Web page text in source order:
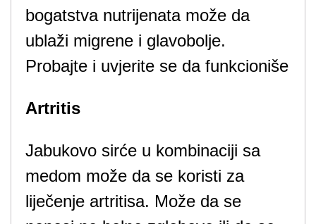
bogatstva nutrijenata može da
ublaži migrene i glavobolje.
Probajte i uvjerite se da funkcioniše
Artritis
Jabukovo sirće u kombinaciji sa
medom može da se koristi za
liječenje artritisa. Može da se